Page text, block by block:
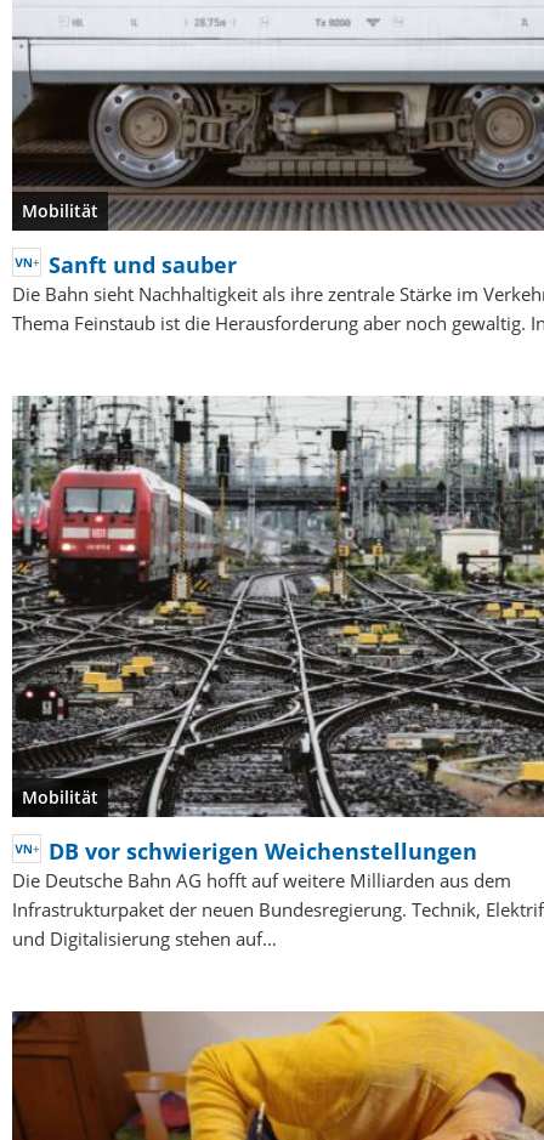
Mobilität
Sanft und sauber
Die Bahn sieht Nachhaltigkeit als ihre zentrale Stärke im
Thema Feinstaub ist die Herausforderung aber noch gewaltig.
Mobilität
DB vor schwierigen Weichenstellungen
Die Deutsche Bahn AG hofft auf weitere Milliarden aus dem
Infrastrukturpaket der neuen Bundesregierung. Technik,
und Digitalisierung stehen auf…